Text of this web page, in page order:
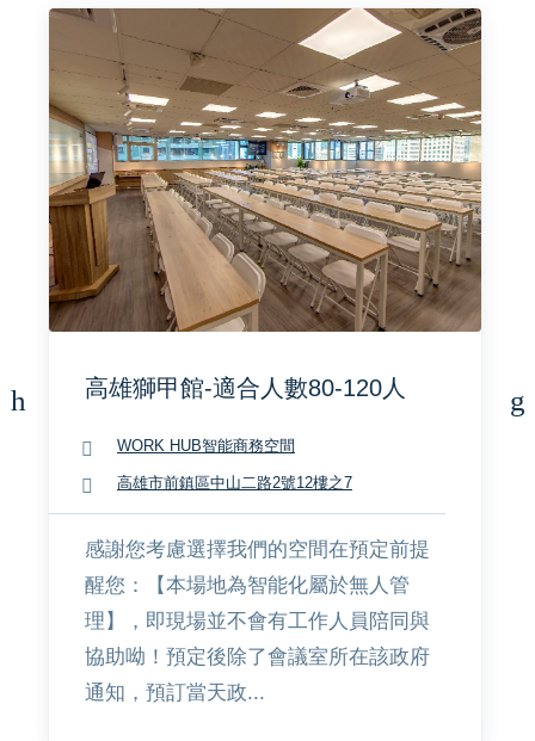
高雄獅甲館-適合人數80-120人
WORK HUB智能商務空間
高雄市前鎮區中山二路2號12樓之7
感謝您考慮選擇我們的空間在預定前提
醒您：【本場地為智能化屬於無人管
理】，即現場並不會有工作人員陪同與
協助呦！預定後除了會議室所在該政府
通知，預訂當天政...